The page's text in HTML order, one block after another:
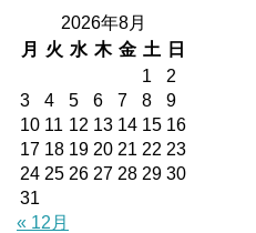
2026年8月
月
火 水 木 金 土
日
1
2
3
4 5 6 7 8
9
10 11 12 13 14 15 16
17 18 19 20 21 22 23
24 25 26 27 28 29 30
31
« 12月